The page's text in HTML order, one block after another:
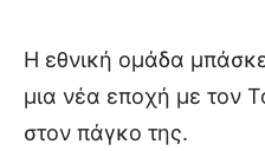
Η εθνική ομάδα
μια νέα εποχή με τον
στον πάγκο της.